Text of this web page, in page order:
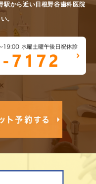
駅から近い日根野谷歯科医院
。